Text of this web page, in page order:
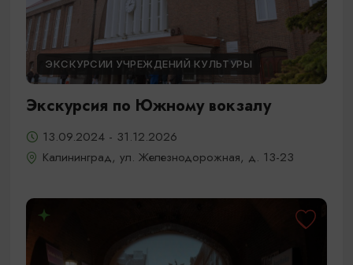
ЭКСКУРСИИ УЧРЕЖДЕНИЙ КУЛЬТУРЫ
Экскурсия по Южному вокзалу
13.09.2024 - 31.12.2026
Калининград, ул. Железнодорожная, д. 13-23